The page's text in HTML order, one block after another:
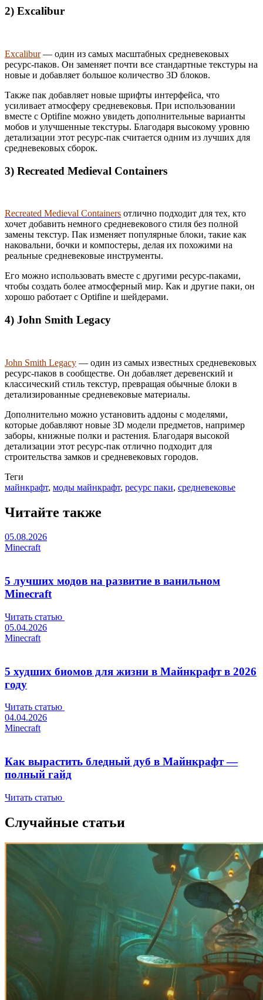
2) Excalibur
Excalibur— один из самых масштабных средневековых
ресурс-паков. Он заменяет почти все стандартные текстуры на
новые и добавляет большое количество 3D блоков.
Также пак добавляет новые шрифты интерфейса, что
усиливает атмосферу средневековья. При использовании
вместе с Optifine можно увидеть дополнительные варианты
мобов и улучшенные текстуры. Благодаря высокому уровню
детализации этот ресурс-пак считается одним из лучших для
средневековых сборок.
3) Recreated Medieval Containers
Recreated Medieval Containers отлично подходит для тех, кто
хочет добавить немного средневекового стиля без полной
замены текстур. Пак изменяет популярные блоки, такие как
наковальни, бочки и компостеры, делая их похожими на
реальные средневековые инструменты.
Его можно использовать вместе с другими ресурс-паками,
чтобы создать более атмосферный мир. Как и другие паки, он
хорошо работает с Optifine и шейдерами.
4) John Smith Legacy
John Smith Legacy — один из самых известных средневековых
ресурс-паков в сообществе. Он добавляет деревенский и
классический стиль текстур, превращая обычные блоки в
детализированные средневековые материалы.
Дополнительно можно установить аддоны с моделями,
которые добавляют новые 3D модели предметов, например
заборы, книжные полки и растения. Благодаря высокой
детализации этот ресурс-пак отлично подходит для
строительства замков и средневековых городов.
Теги
майнкрафт, моды майнкрафт, ресурс паки, средневековье
Читайте также
05.08.2026
Minecraft
5 лучших модов на развитие в ванильном
Minecraft
Читать статью
05.04.2026
Minecraft
5 худших биомов для жизни в Майнкрафт в 2026
году
Читать статью
04.04.2026
Minecraft
Как вырастить бледный дуб в Майнкрафт —
полный гайд
Читать статью
Случайные статьи